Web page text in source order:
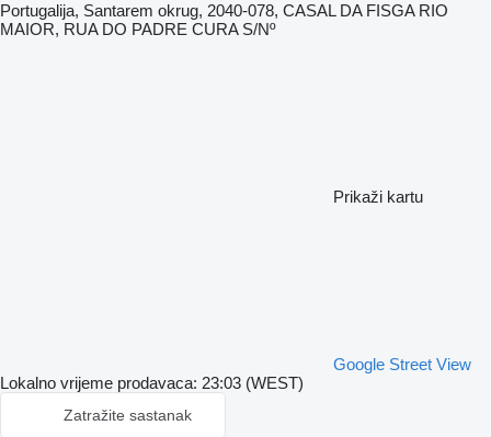
Portugalija, Santarem okrug, 2040-078, CASAL DA FISGA RIO
MAIOR, RUA DO PADRE CURA S/Nº
Prikaži kartu
Google Street View
Lokalno vrijeme prodavaca: 23:03 (WEST)
Zatražite sastanak